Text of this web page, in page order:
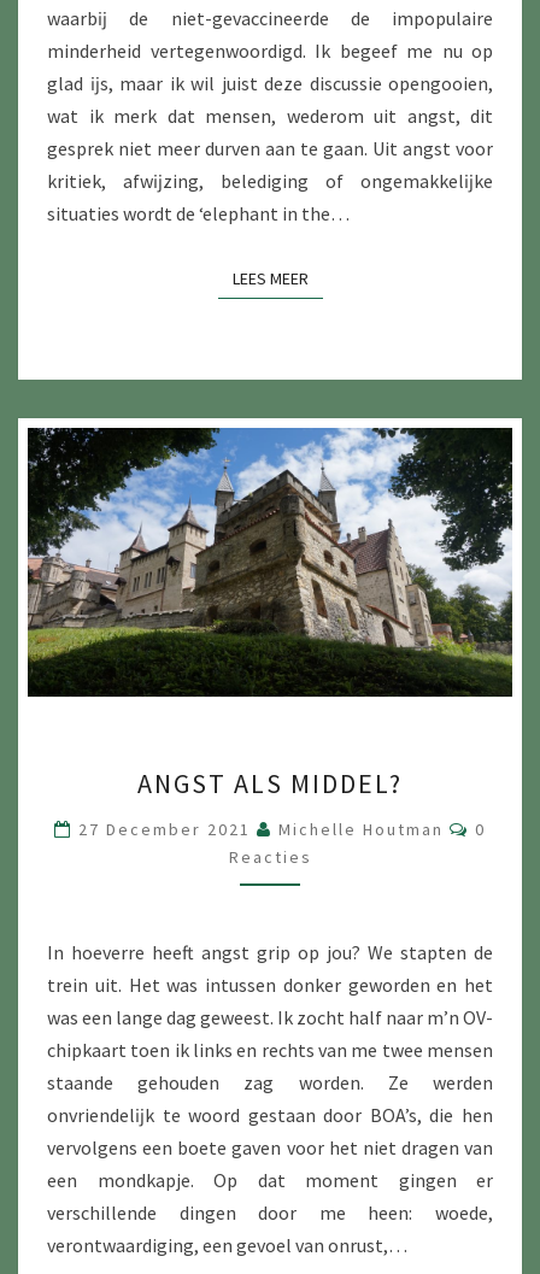
waarbĳ de niet-gevaccineerde de impopulaire
minderheid vertegenwoordigd. Ik begeef me nu op
glad ĳs, maar ik wil juist deze discussie opengooien,
wat ik merk dat mensen, wederom uit angst, dit
gesprek niet meer durven aan te gaan. Uit angst voor
kritiek, afwĳzing, belediging of ongemakkelĳke
situaties wordt de ‘elephant in the…
LEES MEERLEES MEER
ALS
MIDDEL?
ANGST ALS MIDDEL?
27 December 2021 Michelle Houtman
0
Reacties
In hoeverre heeft angst grip op jou? We stapten de
trein uit. Het was intussen donker geworden en het
was een lange dag geweest. Ik zocht half naar m’n OV-
chipkaart toen ik links en rechts van me twee mensen
staande gehouden zag worden. Ze werden
onvriendelĳk te woord ge­staan door BOA’s, die hen
vervolgens een boete gaven voor het niet dragen van
een mondkapje. Op dat moment gingen er
verschillende dingen door me heen: woede,
verontwaardiging, een gevoel van onrust,…